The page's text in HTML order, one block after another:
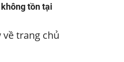
tồn tại
trang chủ